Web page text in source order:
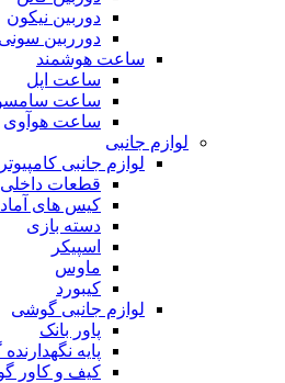
دوربین نیکون
دورربین سونی
ساعت هوشمند
ساعت اپل
ساعت
ساعت هوآوی
لوازم جانبی
لوازم جانبی کامپیوتر
قطعات داخلی
کیس های
دسته بازی
اسپیکر
ماوس
کیبورد
لوازم جانبی گوشی
پاور بانک
پایه
کیف و کاور